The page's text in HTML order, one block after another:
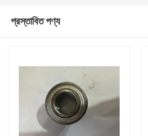
প্রস্তাবিত পণ্য